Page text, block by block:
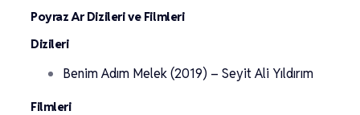
Poyraz Ar Dizileri ve Filmleri
Dizileri
Benim Adım Melek (2019) – Seyit Ali Yıldırım
Filmleri